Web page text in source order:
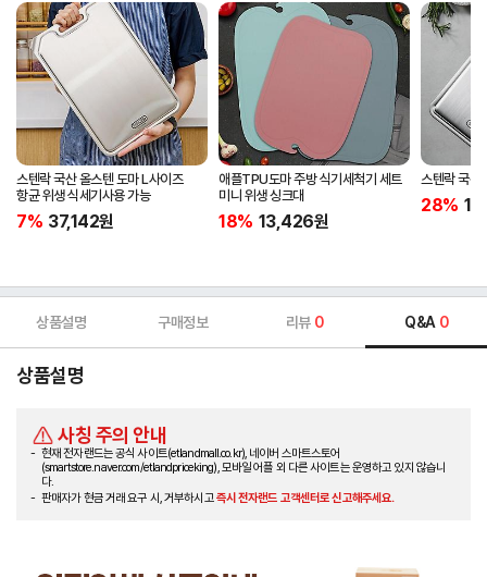
스텐락 국산 올스텐 도마 L사이즈
항균 위생 식세기사용 가능
7% 37,142원
애플TPU도마 주방 식기세척기 세트
미니 위생 싱크대
18% 13,426원
스텐락 국산
28%
상품설명 구매정보 리뷰 0 Q&A 0
상품설명
사칭 주의 안내
현재 전자랜드는 공식 사이트(etlandmall.co.kr), 네이버 스마트스토어
(smartstore.naver.com/etlandpriceking), 모바일 어플 외 다른 사이트는 운영하고 있지 않습니
다.
판매자가 현금 거래 요구 시, 거부하시고즉시 전자랜드 고객센터로 신고해주세요.